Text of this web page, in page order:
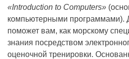
«Introduction to Computers»
компьютерными программами).
поможет вам, как морскому
знания посредством
оценочной тренировки.